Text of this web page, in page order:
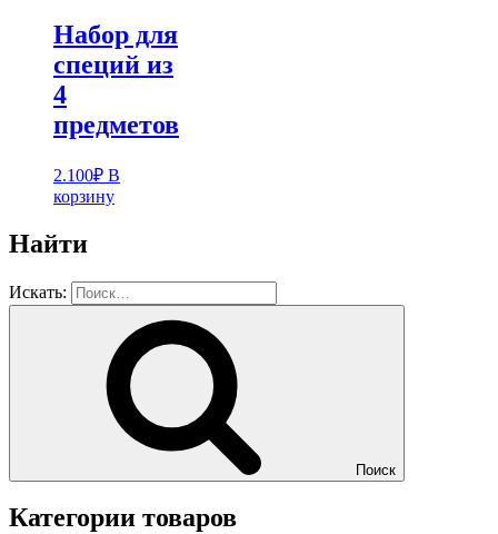
Набор для
специй из
4
предметов
2.100₽ В
корзину
Найти
Искать:
Поиск
Категории товаров